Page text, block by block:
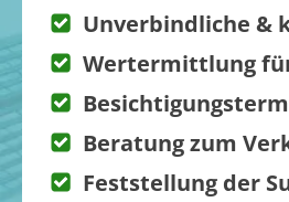
Unverbindliche &
Wertermittlung
Beratung zum
Feststellung der